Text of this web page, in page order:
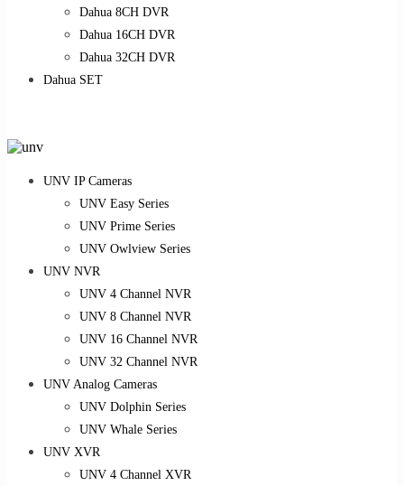
Dahua 8CH DVR
Dahua 16CH DVR
Dahua 32CH DVR
Dahua SET
UNV IP Cameras
UNV Easy Series
UNV Prime Series
UNV Owlview Series
UNV NVR
UNV 4 Channel NVR
UNV 8 Channel NVR
UNV 16 Channel NVR
UNV 32 Channel NVR
UNV Analog Cameras
UNV Dolphin Series
UNV Whale Series
UNV XVR
UNV 4 Channel XVR